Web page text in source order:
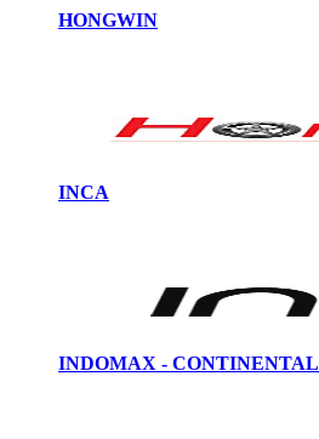
HONGWIN
INCA
INDOMAX - CONTINENTAL